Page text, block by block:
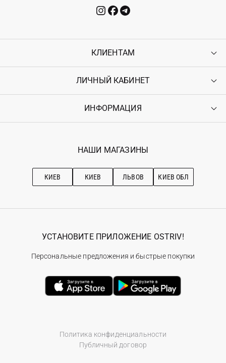
КЛИЕНТАМ
Контакты
Возврат
Гарантия
ЛИЧНЫЙ КАБИНЕТ
Войти
Ostriv Club+
ИНФОРМАЦИЯ
Наши магазини
Рекомендации по уходу
НАШИ МАГАЗИНЫ
КИЕВ КИЕВ ЛЬВОВ КИЕВ ОБЛ
Политика конфиденциальности
Публичный договор
УСТАНОВИТЕ ПРИЛОЖЕНИЕ OSTRIV!
Персональные предложения и быстрые покупки